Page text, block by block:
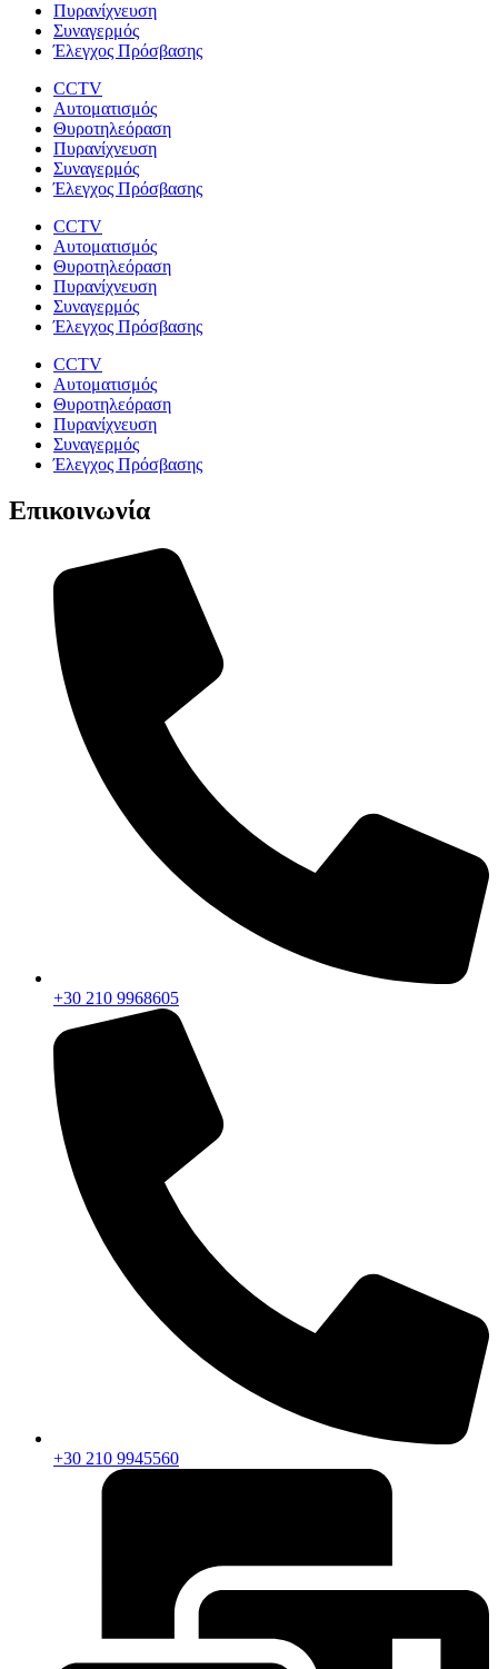
Πυρανίχνευση
Συναγερμός
Έλεγχος Πρόσβασης
CCTV
Αυτοματισμός
Θυροτηλεόραση
Πυρανίχνευση
Συναγερμός
Έλεγχος Πρόσβασης
CCTV
Αυτοματισμός
Θυροτηλεόραση
Πυρανίχνευση
Συναγερμός
Έλεγχος Πρόσβασης
CCTV
Αυτοματισμός
Θυροτηλεόραση
Πυρανίχνευση
Συναγερμός
Έλεγχος Πρόσβασης
Επικοινωνία
+30 210 9968605
+30 210 9945560